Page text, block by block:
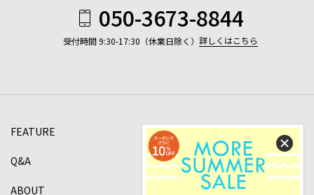
050-3673-8844
受付時間 9:30-17:30（休業日除く） 詳しくはこちら
FEATURE
Q&A
ABOUT